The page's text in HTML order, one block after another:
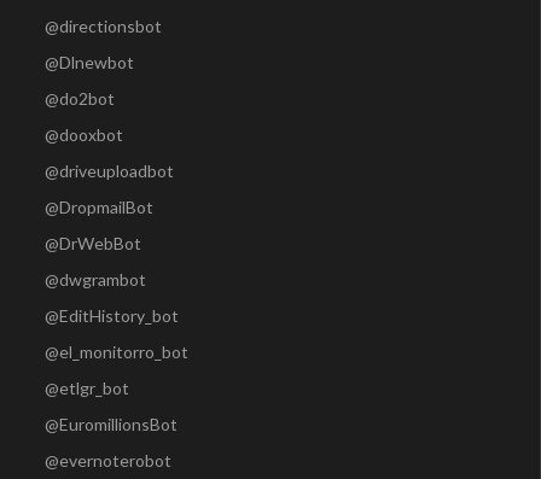
@directionsbot
@Dlnewbot
@do2bot
@dooxbot
@driveuploadbot
@DropmailBot
@DrWebBot
@dwgrambot
@EditHistory_bot
@el_monitorro_bot
@etlgr_bot
@EuromillionsBot
@evernoterobot